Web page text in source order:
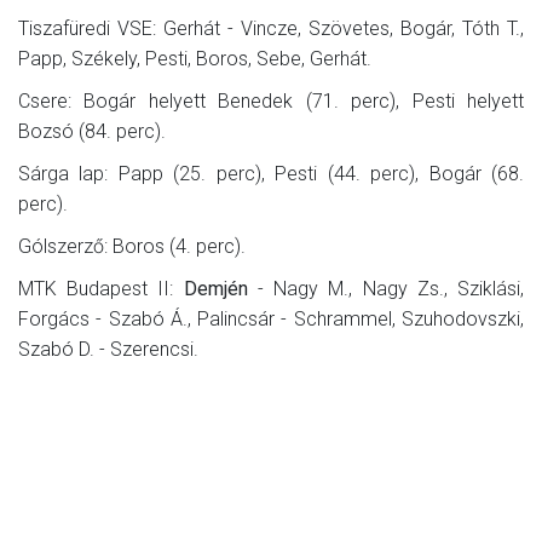
Tiszafüredi VSE: Gerhát - Vincze, Szövetes, Bogár, Tóth T.,
Papp, Székely, Pesti, Boros, Sebe, Gerhát.
Csere: Bogár helyett Benedek (71. perc), Pesti helyett
Bozsó (84. perc).
Sárga lap: Papp (25. perc), Pesti (44. perc), Bogár (68.
perc).
Gólszerző: Boros (4. perc).
MTK Budapest II:
Demjén- Nagy M., Nagy Zs., Sziklási,
Forgács - Szabó Á., Palincsár - Schrammel, Szuhodovszki,
Szabó D. - Szerencsi.